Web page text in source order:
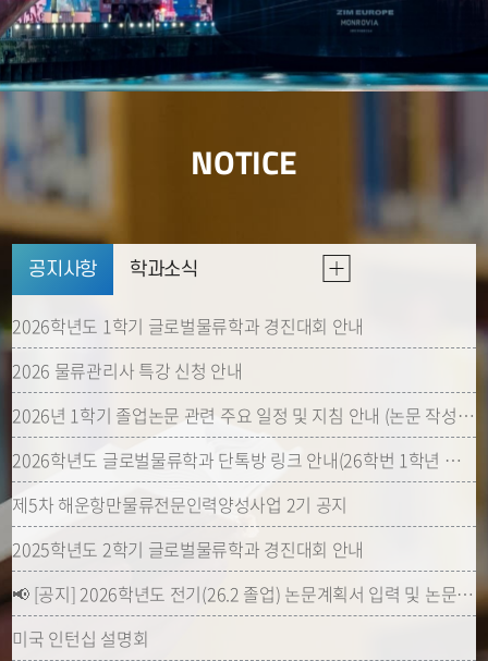
NOTICE
공지사항
2026학년도 1학기 글로벌물류학과 경진대회 안내
2026 물류관리사 특강 신청 안내
2026년 1학기 졸업논문 관련 주요 일정 및 지침 안내 (논문 작성자 & 대체자 모두 해
2026학년도 글로벌물류학과 단톡방 링크 안내(26학번 1학년 미포함)
제5차 해운항만물류전문인력양성사업 2기 공지
2025학년도 2학기 글로벌물류학과 경진대회 안내
📢 [공지] 2026학년도 전기(26.2 졸업) 논문계획서 입력 및 논문 최종 제출 주요
미국 인턴십 설명회
학과소식